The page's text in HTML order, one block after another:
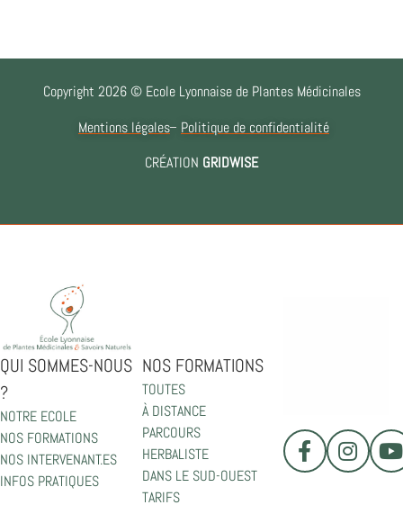
Copyright 2026 © Ecole Lyonnaise de Plantes Médicinales
Mentions légales
Politique de confidentialité
CRÉATION GRIDWISE
QUI SOMMES-NOUS
?
NOTRE ECOLE
NOS FORMATIONS
NOS INTERVENANT.ES
INFOS PRATIQUES
NOS FORMATIONS
TOUTES
À DISTANCE
PARCOURS
HERBALISTE
DANS LE SUD-OUEST
TARIFS